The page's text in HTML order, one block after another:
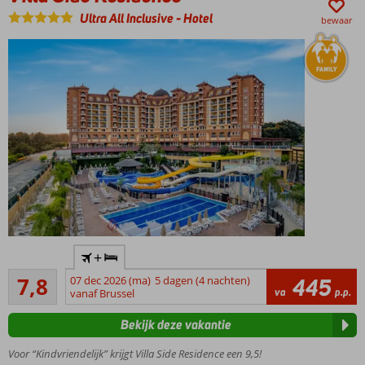
Ultra All Inclusive-Hotel bewaar
steenworpafstand
van het strand
Maar liefst 3
waterglijbanen
4
smakelijke
7,8
Goed
13
beoordelingen
+
07 dec 2026 (ma) 5 dagen (4 nachten)
vanaf Brussel
va 445 p.p.
Voor “Kindvriendelijk” krijgt Villa Side Residence een 9,5!
Bekijk deze vakantie